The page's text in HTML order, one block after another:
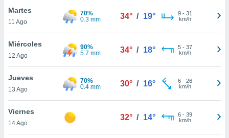
de
Martes
11 Ago
70%
0.3 mm
34° / 19° 9- 31
km/h
Miércoles
12 Ago
90%
5.7 mm
34° / 18° 5- 37
km/h
Jueves
13 Ago
70%
0.4 mm
30° / 16° 6- 26
km/h
Viernes
14 Ago
32° / 14° 6- 39
km/h